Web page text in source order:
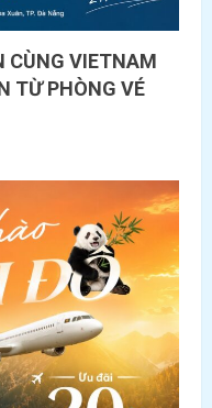
CÙNG VIETNAM
TỪ PHÒNG VÉ